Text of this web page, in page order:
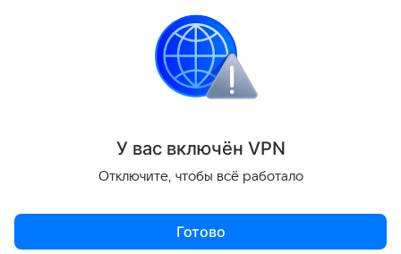
занимающихся археологическими раскопками.
Поделиться
У вас включён VPN
Отключите, чтобы всё работало
Готово